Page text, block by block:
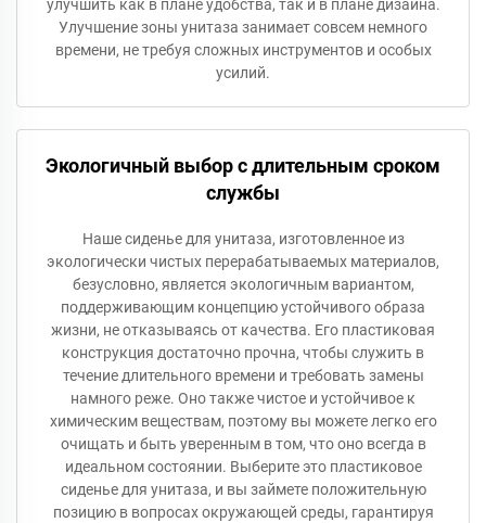
улучшить как в плане удобства, так и в плане дизайна.
Улучшение зоны унитаза занимает совсем немного
времени, не требуя сложных инструментов и особых
усилий.
Экологичный выбор с длительным сроком
службы
Наше сиденье для унитаза, изготовленное из
экологически чистых перерабатываемых материалов,
безусловно, является экологичным вариантом,
поддерживающим концепцию устойчивого образа
жизни, не отказываясь от качества. Его пластиковая
конструкция достаточно прочна, чтобы служить в
течение длительного времени и требовать замены
намного реже. Оно также чистое и устойчивое к
химическим веществам, поэтому вы можете легко его
очищать и быть уверенным в том, что оно всегда в
идеальном состоянии. Выберите это пластиковое
сиденье для унитаза, и вы займете положительную
позицию в вопросах окружающей среды, гарантируя